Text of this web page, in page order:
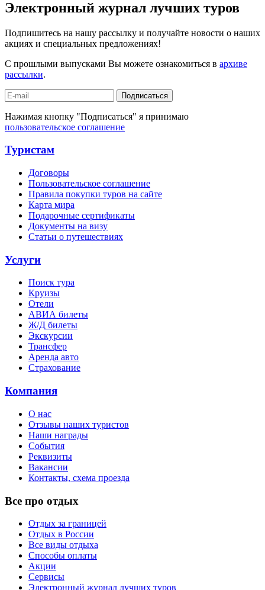
Электронный журнал лучших туров
Подпишитесь на нашу рассылку и получайте новости о наших
акциях и специальных предложениях!
С прошлыми выпусками Вы можете ознакомиться в архиве
рассылки.
Подписаться
Нажимая кнопку "Подписаться" я принимаю
пользовательское соглашение
Туристам
Договоры
Пользовательское соглашение
Правила покупки туров на сайте
Карта мира
Подарочные сертификаты
Документы на визу
Статьи о путешествиях
Услуги
Поиск тура
Круизы
Отели
АВИА билеты
Ж/Д билеты
Экскурсии
Трансфер
Аренда авто
Страхование
Компания
О нас
Отзывы наших туристов
Наши награды
События
Реквизиты
Вакансии
Контакты, схема проезда
Все про отдых
Отдых за границей
Отдых в России
Все виды отдыха
Способы оплаты
Акции
Сервисы
Электронный журнал лучших туров